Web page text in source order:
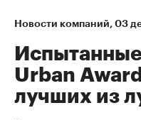
Новости компаний⁠, 03
Urban
лучших из